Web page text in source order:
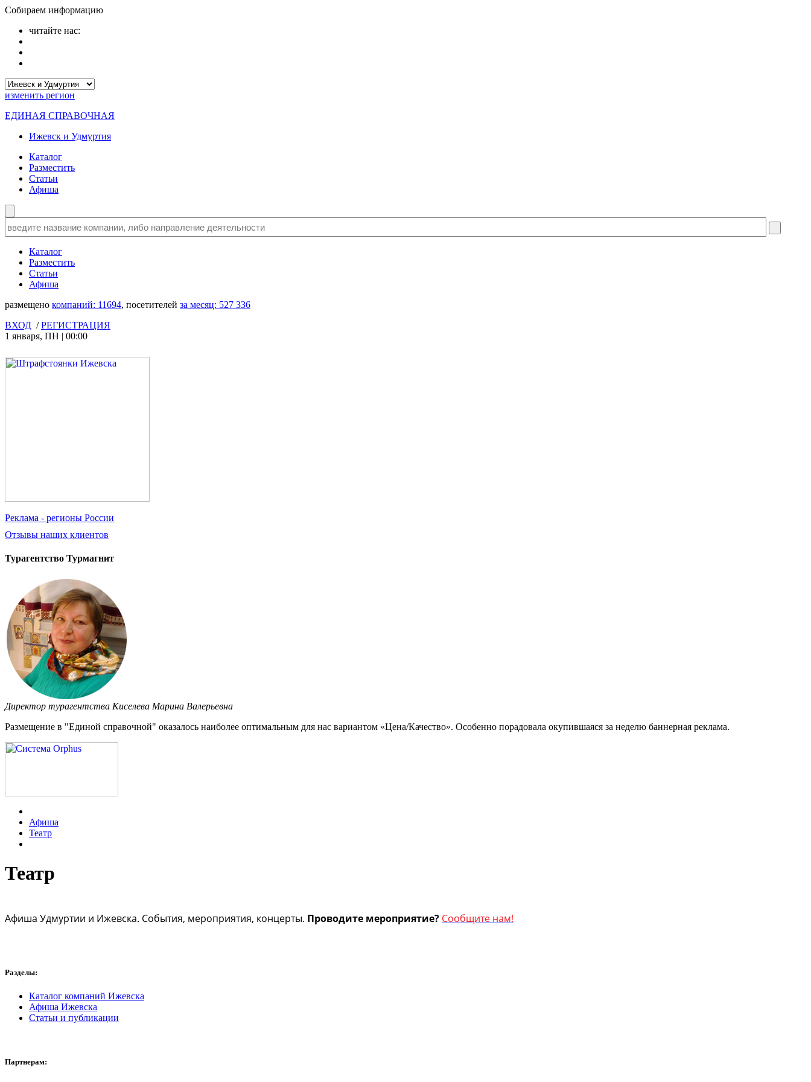
Собираем информацию
читайте нас:
изменить регион
ЕДИНАЯ СПРАВОЧНАЯ
Ижевск и Удмуртия
Каталог
Разместить
Статьи
Афиша
Каталог
Разместить
Статьи
Афиша
размещено компаний: 11694, посетителей за месяц: 527 336
ВХОД /РЕГИСТРАЦИЯ
1 января, ПН | 00:00
Реклама - регионы России
Отзывы наших клиентов
Турагентство Турмагнит
Директор турагентства Киселева Марина Валерьевна
Размещение в "Единой справочной" оказалось наиболее оптимальным для нас вариантом «Цена/Качество». Особенно порадовала окупившаяся за неделю баннерная реклама.
Афиша
Театр
Театр
Афиша Удмуртии и Ижевска. События, мероприятия, концерты. Проводите мероприятие? Сообщите нам!
Разделы:
Каталог компаний Ижевска
Афиша Ижевска
Статьи и публикации
Партнерам: